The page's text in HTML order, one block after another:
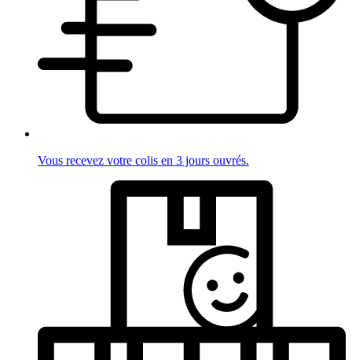
Vous recevez votre colis en 3 jours ouvrés.